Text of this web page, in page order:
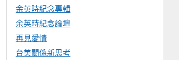
余英時紀念專輯
余英時紀念論壇
再見愛情
台美關係新思考